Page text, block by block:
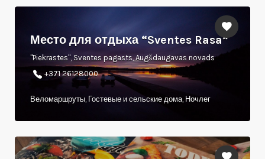
Место для отдыха “Sventes Rasa”
"Piekrastes", Sventes pagasts, Augšdaugavas novads
+371 26128000
Веломаршруты, Гостевые и сельские дома, Ночлег